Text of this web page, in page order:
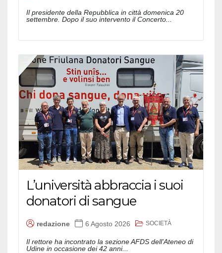
Il presidente della Repubblica in città domenica 20
settembre. Dopo il suo intervento il Concerto...
L’università abbraccia i suoi
donatori di sangue
redazione 6 Agosto 2026 SOCIETÀ
Il rettore ha incontrato la sezione AFDS dell'Ateneo di
Udine in occasione dei 42 anni...